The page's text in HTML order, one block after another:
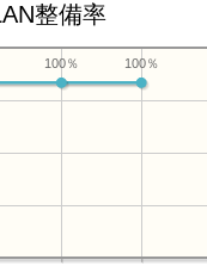
整備率
100％
100％